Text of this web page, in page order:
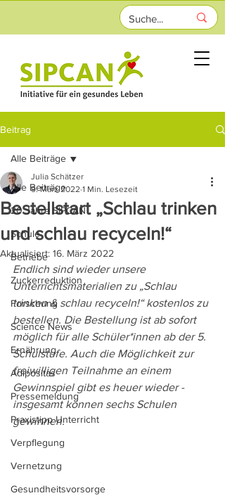
Beitrag
Alle Beiträge
20 Jahre SIPCAN
Schule
Betriebe
Zuckerreduktion
Forschung
Science News
Ernährung
Adipositas
Pressemeldung
Praxistipp Unterricht
Verpflegung
Vernetzung
Gesundheitsvorsorge
Alle Beiträge
Bestellstart „Schlau trinken
und schlau recyceln!“
Julia Schätzer
9. März 2022 1 Min. Lesezeit
Aktualisiert: 16. März 2022
Endlich sind wieder unsere
Unterrichtsmaterialien zu „Schlau
trinken & schlau recyceln!“ kostenlos zu
bestellen. Die Bestellung ist ab sofort
möglich für alle Schüler*innen ab der 5.
Schulstufe. Auch die Möglichkeit zur
freiwilligen Teilnahme an einem
Gewinnspiel gibt es heuer wieder -
insgesamt können sechs Schulen
gewinnen.